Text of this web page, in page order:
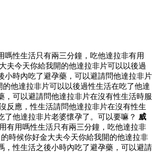
性生活只有兩三分鐘，吃他達拉非有用
夫今天你給我開的他達拉非片可以以後過
小時內吃了避孕藥，可以避請問他達拉非片
他達拉非片可以以後過性生活在吃了他達
可以避請問他達拉非片在沒有性生活時服
反應，性生活請問他達拉非片在沒有性生
他達拉非片老婆懷孕了。可以要嘛？ 威
有用嗎性生活只有兩三分鐘，吃他達拉非
的時候你好金大夫今天你給我開的他達拉非
，性生活之後小時內吃了避孕藥，可以避請